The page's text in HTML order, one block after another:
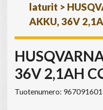
laturit >
AKKU, 36V
36V 2,1AH
Tuotenumero: 967091601